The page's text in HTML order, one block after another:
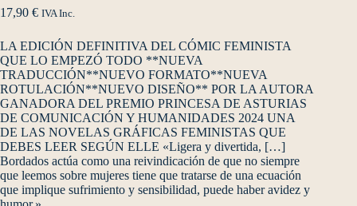
17,90 € IVA Inc.
LA EDICIÓN DEFINITIVA DEL CÓMIC FEMINISTA
QUE LO EMPEZÓ TODO **NUEVA
TRADUCCIÓN**NUEVO FORMATO**NUEVA
ROTULACIÓN**NUEVO DISEÑO** POR LA AUTORA
GANADORA DEL PREMIO PRINCESA DE ASTURIAS
DE COMUNICACIÓN Y HUMANIDADES 2024 UNA
DE LAS NOVELAS GRÁFICAS FEMINISTAS QUE
DEBES LEER SEGÚN ELLE «Ligera y divertida, […]
Bordados actúa como una reivindicación de que no siempre
que leemos sobre mujeres tiene que tratarse de una ecuación
que implique sufrimiento y sensibilidad, puede haber avidez y